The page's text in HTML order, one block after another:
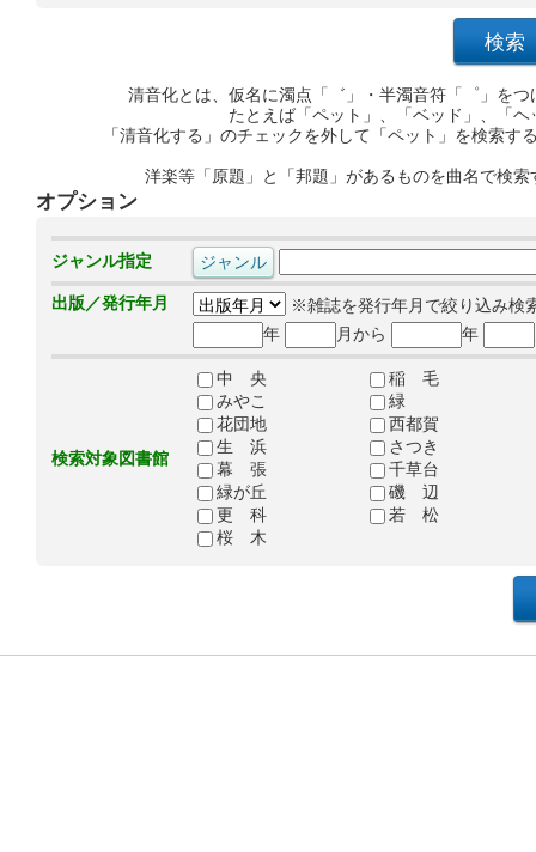
清音化とは、仮名に濁点「゛」・半濁音符「゜」を
たとえば「ペット」、「ベッド」、「
「清音化する」のチェックを外して「ペット」を検索
洋楽等「原題」と「邦題」があるものを曲名で検
オプション
ジャンル指定
出版／発行年月
※雑誌を発行年月で絞り込み検
年
月から 年
検索対象図書館
中 央
稲 毛
みやこ
緑
花団地
西都賀
生 浜
さつき
幕 張
千草台
緑が丘
磯 辺
更 科
若 松
桜 木